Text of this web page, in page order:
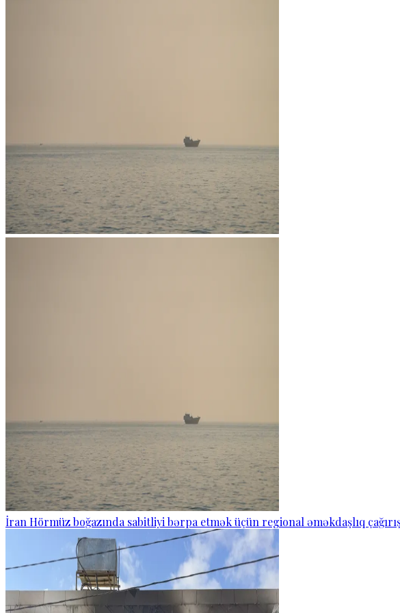
İran Hörmüz boğazında sabitliyi bərpa etmək üçün regional əməkdaşlıq